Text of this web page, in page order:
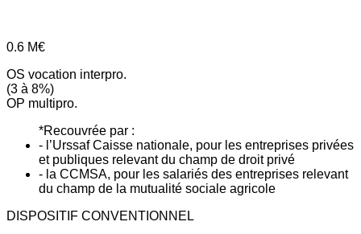
0.6 M€
OS vocation interpro.
(3 à 8%)
OP multipro.
*Recouvrée par :
- l’Urssaf Caisse nationale, pour les entreprises privées
et publiques relevant du champ de droit privé
- la CCMSA, pour les salariés des entreprises relevant
du champ de la mutualité sociale agricole
DISPOSITIF CONVENTIONNEL